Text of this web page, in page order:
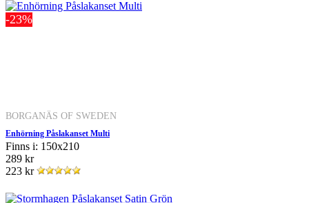
-23%
BORGANÄS OF SWEDEN
Enhörning Påslakanset Multi
Finns i: 150x210
289 kr
223 kr